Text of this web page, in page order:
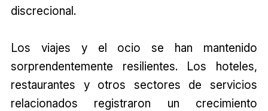
discrecional.
Los viajes y el ocio se han mantenido
sorprendentemente resilientes. Los hoteles,
restaurantes y otros sectores de servicios
relacionados registraron un crecimiento